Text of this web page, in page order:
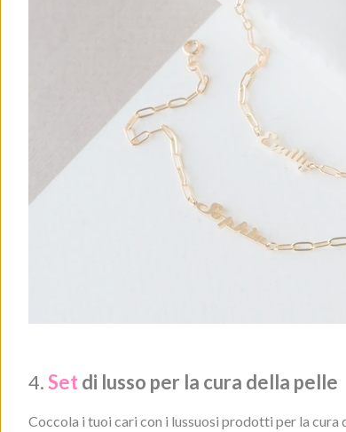
4.Set di lusso per la cura della pelle
Coccola i tuoi cari con i lussuosi prodotti per la